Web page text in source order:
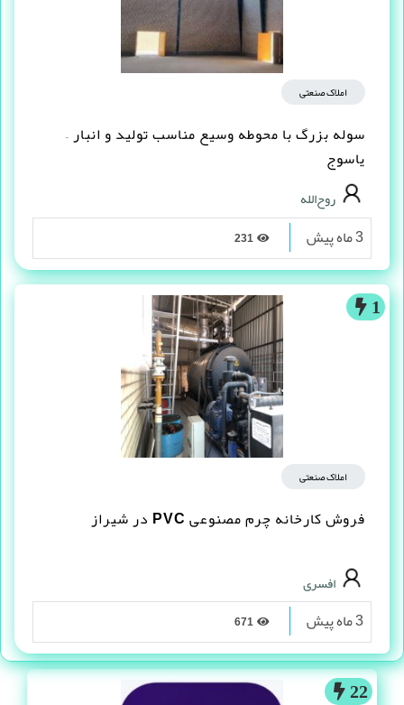
22
املاک صنعتی
سوله بزرگ با محوطه وسیع مناسب تولید و انبار –
یاسوج
روح‌الله
3 ماه پیش
1
املاک صنعتی
فروش کارخانه چرم مصنوعى PVC در شیراز
افسری
3 ماه پیش